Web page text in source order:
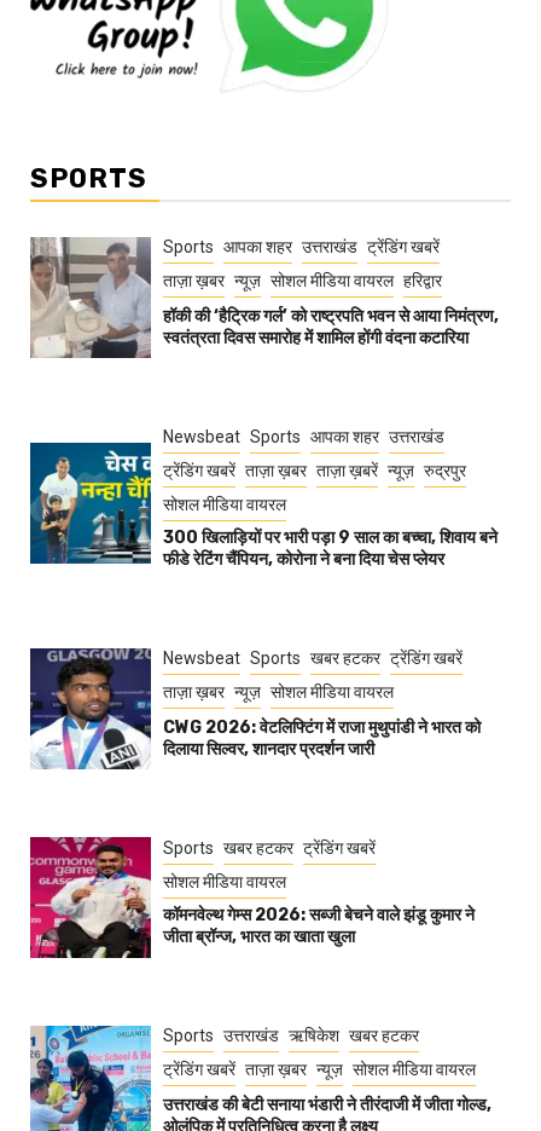
SPORTS
Sports आपका शहर उत्तराखंड ट्रेंडिंग खबरें
ताज़ा ख़बर न्यूज़ सोशल मीडिया वायरल हरिद्वार
हॉकी की ‘हैट्रिक गर्ल’ को राष्ट्रपति भवन से आया निमंत्रण,
स्वतंत्रता दिवस समारोह में शामिल होंगी वंदना कटारिया
Newsbeat Sports आपका शहर उत्तराखंड
ट्रेंडिंग खबरें ताज़ा ख़बर ताज़ा ख़बरें न्यूज़ रुद्रपुर
सोशल मीडिया वायरल
300 खिलाड़ियों पर भारी पड़ा 9 साल का बच्चा, शिवाय बने
फीडे रेटिंग चैंपियन, कोरोना ने बना दिया चेस प्लेयर
Newsbeat Sports खबर हटकर ट्रेंडिंग खबरें
ताज़ा ख़बर न्यूज़ सोशल मीडिया वायरल
CWG 2026: वेटलिफ्टिंग में राजा मुथुपांडी ने भारत को
दिलाया सिल्वर, शानदार प्रदर्शन जारी
Sports खबर हटकर ट्रेंडिंग खबरें
सोशल मीडिया वायरल
कॉमनवेल्थ गेम्स 2026: सब्जी बेचने वाले झंडू कुमार ने
जीता ब्रॉन्ज, भारत का खाता खुला
Sports उत्तराखंड ऋषिकेश खबर हटकर
ट्रेंडिंग खबरें ताज़ा ख़बर न्यूज़ सोशल मीडिया वायरल
उत्तराखंड की बेटी सनाया भंडारी ने तीरंदाजी में जीता गोल्ड,
ओलंपिक में प्रतिनिधित्व करना है लक्ष्य